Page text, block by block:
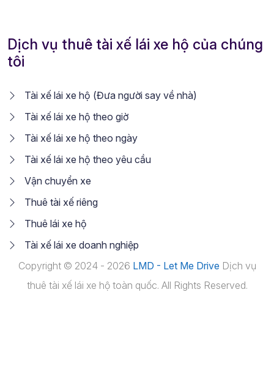
Dịch vụ thuê tài xế lái xe hộ của chúng
tôi
Tài xế lái xe hộ (Đưa người say về nhà)
Tài xế lái xe hộ theo giờ
Tài xế lái xe hộ theo ngày
Tài xế lái xe hộ theo yêu cầu
Vận chuyển xe
Thuê tài xế riêng
Thuê lái xe hộ
Tài xế lái xe doanh nghiệp
Copyright © 2024 - 2026 LMD - Let Me Drive Dịch vụ
thuê tài xế lái xe hộ toàn quốc. All Rights Reserved.